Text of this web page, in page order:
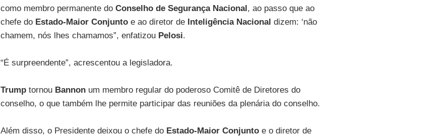
como membro permanente do Conselho de Segurança Nacional, ao passo que ao
chefe do Estado-Maior Conjuntoe ao diretor de Inteligência Nacional dizem: ‘não
chamem, nós lhes chamamos”, enfatizou Pelosi.
“É surpreendente”, acrescentou a legisladora.
Trumptornou Bannonum membro regular do poderoso Comitê de Diretores do
conselho, o que também lhe permite participar das reuniões da plenária do conselho.
Além disso, o Presidente deixou o chefe do Estado-Maior Conjuntoe o diretor de